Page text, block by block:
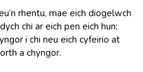
rhentu, mae eich diogelwch
chi ar eich pen eich hun;
i chi neu eich cyfeirio at
a chyngor.